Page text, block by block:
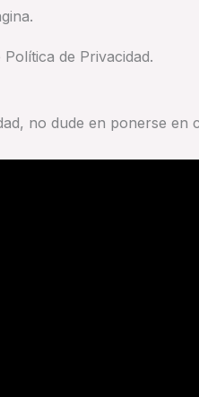
de Privacidad.
no dude en ponerse en